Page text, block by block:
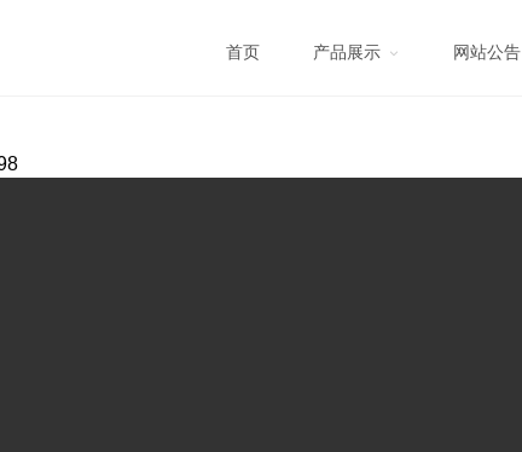
首页 产品展示 网站公告